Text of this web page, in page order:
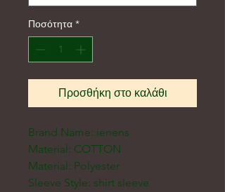
Ποσότητα *
Προσθήκη στο καλάθι
Brand Name: ienens
Material: COTTON
Material: Polyester
Sleeve Style: shirt sleeve